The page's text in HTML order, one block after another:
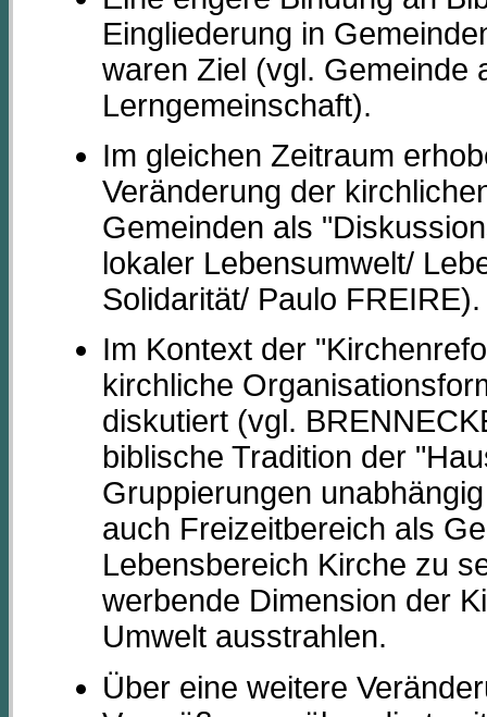
Eingliederung in
waren Ziel (vgl. Gemeinde
Lerngemeinschaft).
Im gleichen Zeitraum
Veränderung der
Gemeinden als
lokaler Lebensumwelt/
Solidarität/ Paulo FREIRE).
Im Kontext der
kirchliche
diskutiert (vgl.
biblische Tradition der
Gruppierungen
auch Freizeitbereich als
Lebensbereich Kirche zu
werbende Dimension der
Umwelt ausstrahlen.
Über eine weitere